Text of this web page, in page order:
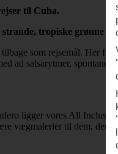
til Cuba.
tropiske grønne
som rejsemål. Her
ad salsarytmer, spontane
ligger vores All
vægmalerier til dem, der